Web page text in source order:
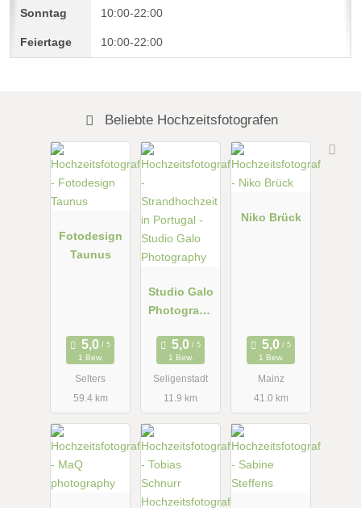
10:00-22:00
10:00-22:00
Beliebte Hochzeitsfotografen
Fotodesign
Taunus
1 Bew.
Selters
59.4 km
Studio Galo
Photograph
1 Bew.
Seligenstadt
11.9 km
Niko Brück
1 Bew.
Mainz
41.0 km